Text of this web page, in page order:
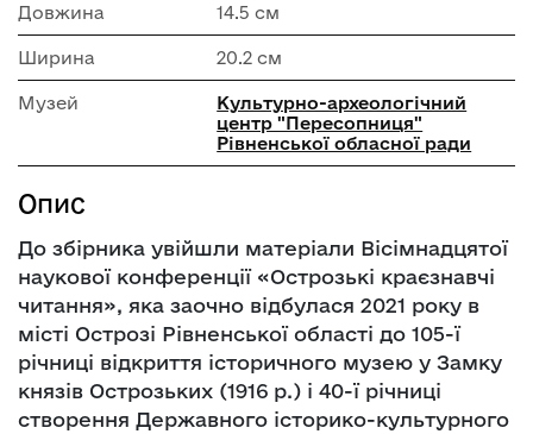
Довжина 14.5 см
Ширина 20.2 см
Музей
Культурно-археологічний
центр "Пересопниця"
Рівненської обласної ради
Опис
До збірника увійшли матеріали Вісімнадцятої
наукової конференції «Острозькі краєзнавчі
читання», яка заочно відбулася 2021 року в
місті Острозі Рівненської області до 105-ї
річниці відкриття історичного музею у Замку
князів Острозьких (1916 р.) і 40-ї річниці
створення Державного історико-культурного